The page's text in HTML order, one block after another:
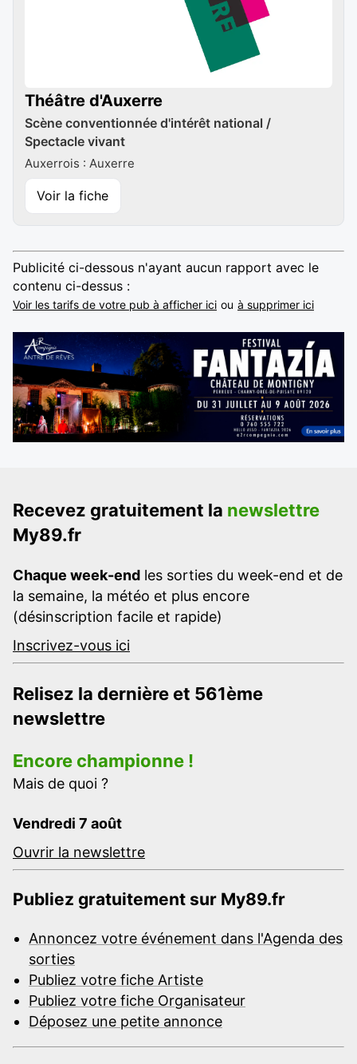
Théâtre d'Auxerre
Scène conventionnée d'intérêt national /
Spectacle vivant
Auxerrois : Auxerre
Voir la fiche
Publicité ci-dessous n'ayant aucun rapport avec le
contenu ci-dessus :
Voir les tarifs de votre pub à afficher ici ou à supprimer ici
Recevez gratuitement la newslettre
My89.fr
Chaque week-end les sorties du week-end et de
la semaine, la météo et plus encore
(désinscription facile et rapide)
Inscrivez-vous ici
Relisez la dernière et 561ème
newslettre
Encore championne !
Mais de quoi ?
Vendredi 7 août
Ouvrir la newslettre
Publiez gratuitement sur My89.fr
Annoncez votre événement dans l'Agenda des
sorties
Publiez votre fiche Artiste
Publiez votre fiche Organisateur
Déposez une petite annonce